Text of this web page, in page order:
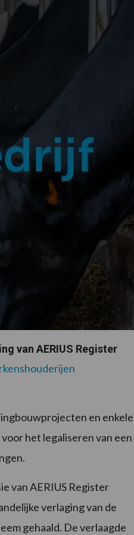
van AERIUS Register
en enkele
het legaliseren van een
van AERIUS Register
verlaging van de
gehaald. De verlaagde